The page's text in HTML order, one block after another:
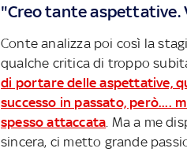
"Creo tante
Conte analizza poi così la
qualche critica di troppo
di portare delle aspettative,
successo in passato, però....
spesso attaccata . Ma a me
sincera, ci metto grande